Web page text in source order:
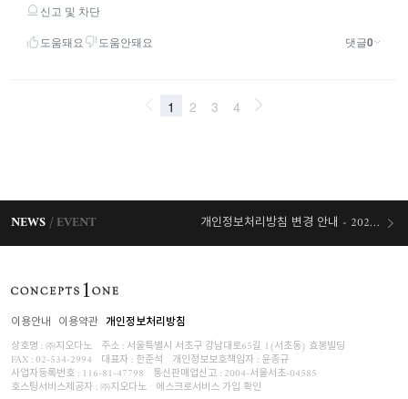
NEWS EVENT 개인정보처리방침 변경 안내 - 2026/07/30 시행
이용안내 이용약관 개인정보처리방침
상호명 : ㈜지오다노 주소 : 서울특별시 서초구 강남대로65길 1(서초동) 효봉빌딩
FAX : 02-534-2994 대표자 : 한준석 개인정보보호책임자 : 윤종규
사업자등록번호 : 116-81-47798 통신판매업신고 : 2004-서울서초-04585
호스팅서비스제공자 : ㈜지오다노 에스크로서비스 가입 확인